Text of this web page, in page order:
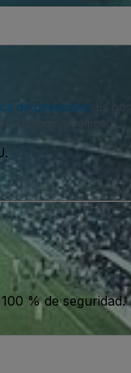
de privacidad
. Es
cualquier momento.
% de seguridad.